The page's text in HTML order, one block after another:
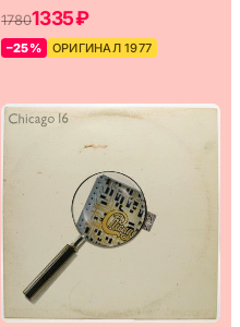
17801335 ₽
–25% ОРИГИНАЛ 1977